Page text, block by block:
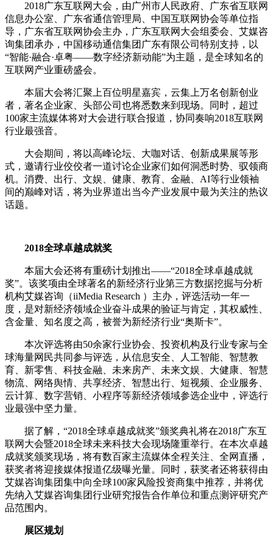
2018广东互联网大会，由广州市人民政府、广东省互联网
信息办公室、广东省通信管理局、中国互联网协会等单位指
导，广东省互联网协会主办，广东互联网大会组委会、艾媒咨
询集团承办，中国移动通信集团广东有限公司特别支持，以
“智能·融合·卓粤——数字经济新动能”为主题，是全球知名的
互联网产业重磅盛会。
本届大会将汇聚上百位明星嘉宾，云集上万名创新创业
者，著名企业家、头部公司也将悉数来到现场。同时，超过
100家主流媒体将对大会进行联合报道，协同奏响2018互联网
行业最强音。
大会期间，将以高峰论坛、大咖对话、创新成果展等形
式，邀请行业佼佼者一道讨论企业家们如何洞悉时势、驭领商
机。消费、出行、文娱、健康、教育、金融、AI等行业领袖
间的巅峰对话，将为业界道出当今产业发展中最为关注的热议
话题。
2018全球卓越成就奖
本届大会还将有重磅计划推出——“2018全球卓越成就
奖”。该奖项由全球著名的新经济行业第三方数据挖掘与分析
机构艾媒咨询（iiMedia Research ）主办，评选活动一年一
度，是对新经济领域企业奋斗成果的验证与肯定，其权威性、
含金量、知名度之高，被誉为新经济行业“奥斯卡”。
本次评选将由50余家行业协会、投资机构及行业专家与全
球海量网民共同参与评选，从信息安全、人工智能、智慧教
育、新零售、科技金融、未来房产、未来文娱、大健康、智慧
物流、网络舆情、共享经济、智慧出行、短视频、企业服务、
云计算、数字营销、小程序等新经济领域参选企业中，评选行
业最强中坚力量。
据了解，“2018全球卓越成就奖”颁奖典礼将在2018广东互
联网大会暨2018全球未来科技大会现场隆重举行。在本次卓越
成就奖颁奖现场，将有数百家主流媒体全程关注、全网直播，
获奖者将迎接媒体报道亿级曝光量。同时，获奖者还将获得由
艾媒咨询集团集中向全球100家风险投资商集中推荐，并将优
先纳入艾媒咨询集团行业研究报告合作单位和重点测评研究产
品范围内。
展区规划